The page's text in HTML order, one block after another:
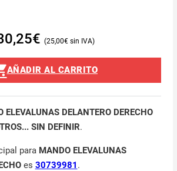
€ 25,00€
AÑADIR AL CARRITO
ELEVALUNAS DELANTERO DERECHO
SIN DEFINIR.
para MANDO ELEVALUNAS
es 30739981 .